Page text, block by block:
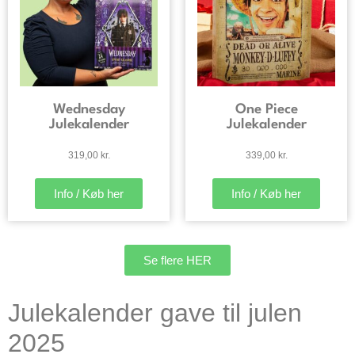
Wednesday
Julekalender
319,00 kr.
Info / Køb her
One Piece
Julekalender
339,00 kr.
Info / Køb her
Se flere HER
Julekalender gave til julen
2025